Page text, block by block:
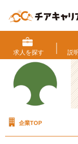
求人を探す 説
企業TOP